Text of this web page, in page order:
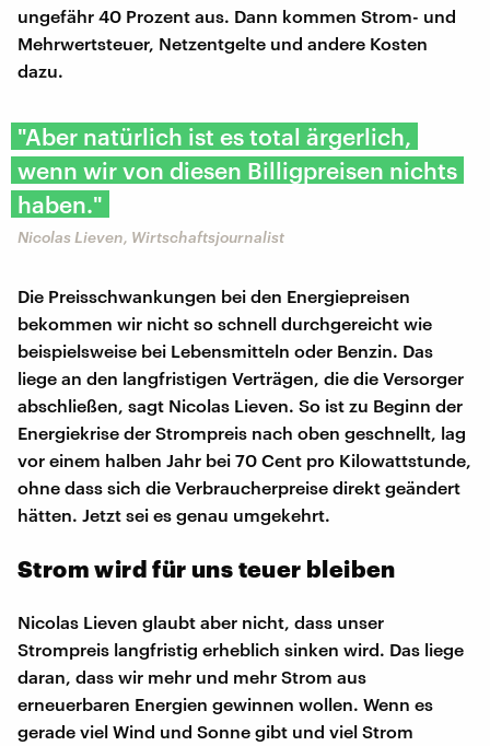
ungefähr 40 Prozent aus. Dann kommen Strom- und
Mehrwertsteuer, Netzentgelte und andere Kosten
dazu.
"Aber natürlich ist es total ärgerlich,
wenn wir von diesen Billigpreisen nichts
haben."
Nicolas Lieven, Wirtschaftsjournalist
Die Preisschwankungen bei den Energiepreisen
bekommen wir nicht so schnell durchgereicht wie
beispielsweise bei Lebensmitteln oder Benzin. Das
liege an den langfristigen Verträgen, die die Versorger
abschließen, sagt Nicolas Lieven. So ist zu Beginn der
Energiekrise der Strompreis nach oben geschnellt, lag
vor einem halben Jahr bei 70 Cent pro Kilowattstunde,
ohne dass sich die Verbraucherpreise direkt geändert
hätten. Jetzt sei es genau umgekehrt.
Strom wird für uns teuer bleiben
Nicolas Lieven glaubt aber nicht, dass unser
Strompreis langfristig erheblich sinken wird. Das liege
daran, dass wir mehr und mehr Strom aus
erneuerbaren Energien gewinnen wollen. Wenn es
gerade viel Wind und Sonne gibt und viel Strom